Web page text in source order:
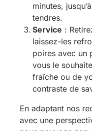
minutes,
tendres.
Service :
laissez-les
poires avec un
vous le
fraîche ou de
contraste de
En adaptant nos
avec une